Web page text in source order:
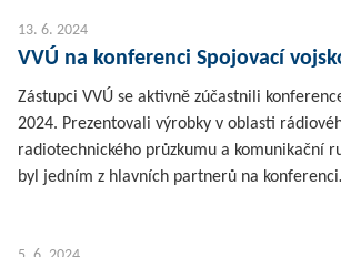
13. 6. 2024
VVÚ na konferenci Spojovací
Zástupci VVÚ se aktivně zúčastnili
2024. Prezentovali výrobky v oblasti
radiotechnického průzkumu a komunikační
byl jedním z hlavních partnerů na